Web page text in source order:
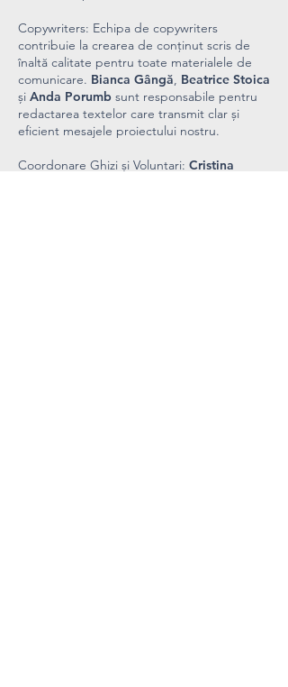
Copywriters: Echipa de copywriters
contribuie la crearea de conținut scris de
înaltă calitate pentru toate materialele de
comunicare. Bianca Gângă, Beatrice Stoica
și Anda Porumb sunt responsabile pentru
redactarea textelor care transmit clar și
eficient mesajele proiectului nostru.
Coordonare Ghizi și Voluntari: Cristina